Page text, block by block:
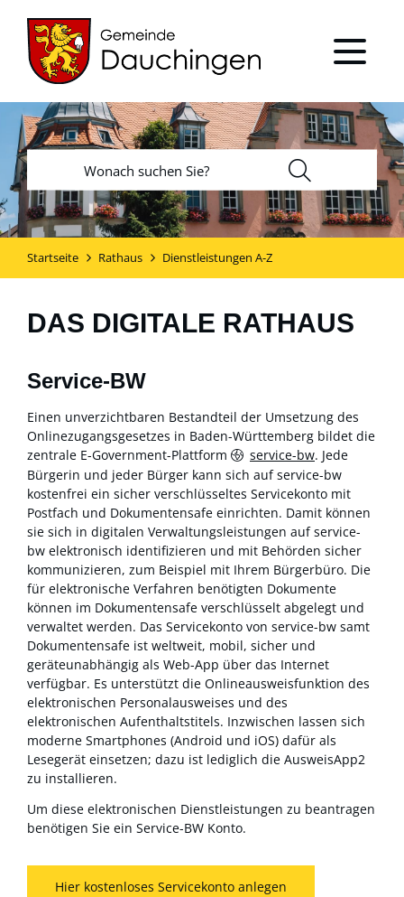
Startseite Rathaus Dienstleistungen A-Z
DAS DIGITALE RATHAUS
Service-BW
Einen unverzichtbaren Bestandteil der Umsetzung des
Onlinezugangsgesetzes in Baden-Württemberg bildet die
zentrale E-Government-Plattform
service-bw. Jede
Bürgerin und jeder Bürger kann sich auf service-bw
kostenfrei ein sicher verschlüsseltes Servicekonto mit
Postfach und Dokumentensafe einrichten. Damit können
sie sich in digitalen Verwaltungsleistungen auf service-
bw elektronisch identifizieren und mit Behörden sicher
kommunizieren, zum Beispiel mit Ihrem Bürgerbüro. Die
für elektronische Verfahren benötigten Dokumente
können im Dokumentensafe verschlüsselt abgelegt und
verwaltet werden. Das Servicekonto von service-bw samt
Dokumentensafe ist weltweit, mobil, sicher und
geräteunabhängig als Web-App über das Internet
verfügbar. Es unterstützt die Onlineausweisfunktion des
elektronischen Personalausweises und des
elektronischen Aufenthaltstitels. Inzwischen lassen sich
moderne Smartphones (Android und iOS) dafür als
Lesegerät einsetzen; dazu ist lediglich die AusweisApp2
zu installieren.
Um diese elektronischen Dienstleistungen zu beantragen
benötigen Sie ein Service-BW Konto.
Hier kostenloses Servicekonto anlegen